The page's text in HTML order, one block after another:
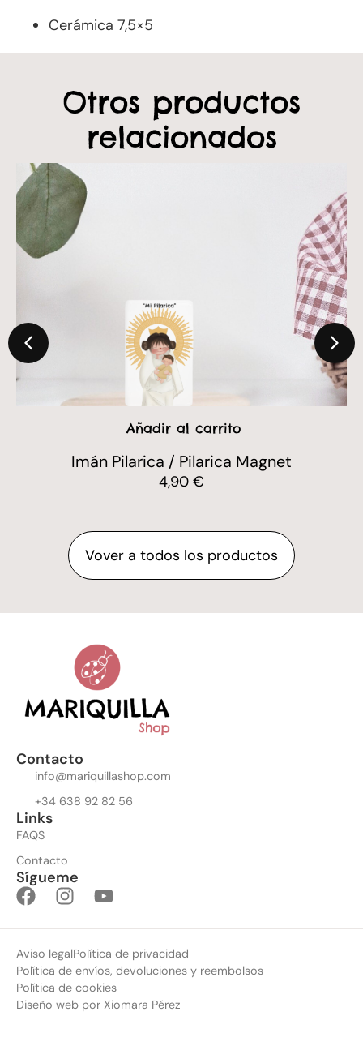
Cerámica 7,5×5
Otros productos
relacionados
Añadir al carrito
Botella Pilarica Mariquilla / Pilarica
Vover a todos los productos
Contacto
info@mariquillashop.com
+34 638 92 82 56
Links
FAQS
Contacto
Sígueme
Aviso legalPolítica de privacidad
Política de envíos, devoluciones y reembolsos
Política de cookies
Diseño web por Xiomara Pérez